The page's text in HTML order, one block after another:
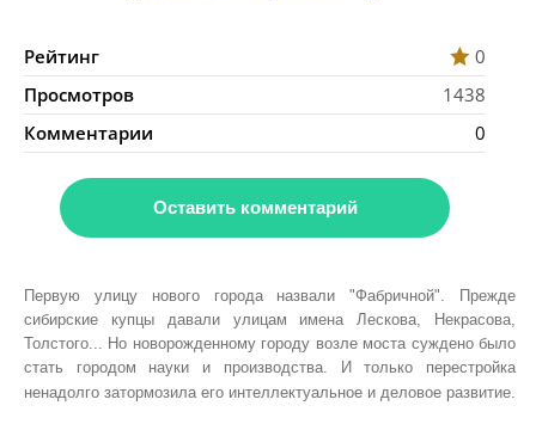
Рейтинг
0
Просмотров
1438
Комментарии
0
Оставить комментарий
Первую улицу нового города назвали "Фабричной". Прежде
сибирские купцы давали улицам имена Лескова, Некрасова,
Толстого... Но новорожденному городу возле моста суждено было
стать городом науки и производства. И только перестройка
ненадолго затормозила его интеллектуальное и деловое развитие.